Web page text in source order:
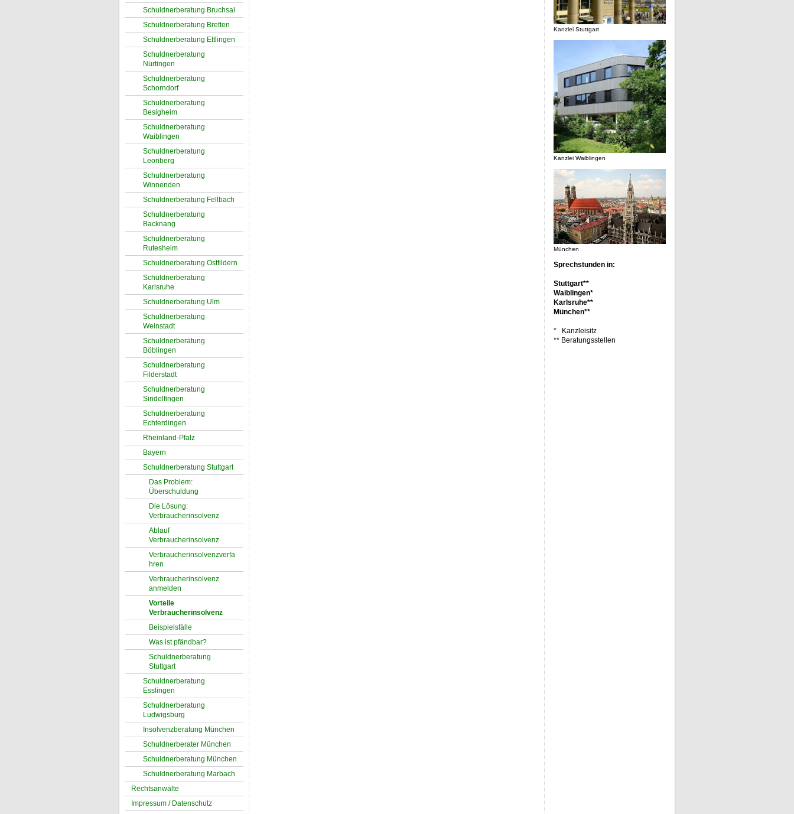
Schuldnerberatung Bruchsal
Schuldnerberatung Bretten
Schuldnerberatung Ettlingen
Schuldnerberatung
Nürtingen
Schuldnerberatung
Schorndorf
Schuldnerberatung
Besigheim
Schuldnerberatung
Waiblingen
Schuldnerberatung
Leonberg
Schuldnerberatung
Winnenden
Schuldnerberatung Fellbach
Schuldnerberatung
Backnang
Schuldnerberatung
Rutesheim
Schuldnerberatung Ostfildern
Schuldnerberatung
Karlsruhe
Schuldnerberatung Ulm
Schuldnerberatung
Weinstadt
Schuldnerberatung
Böblingen
Schuldnerberatung
Filderstadt
Schuldnerberatung
Sindelfingen
Schuldnerberatung
Echterdingen
Rheinland-Pfalz
Bayern
Schuldnerberatung Stuttgart
Das Problem:
Überschuldung
Die Lösung:
Verbraucherinsolvenz
Ablauf
Verbraucherinsolvenz
Verbraucherinsolvenzverfa
hren
Verbraucherinsolvenz
anmelden
Vorteile
Verbraucherinsolvenz
Beispielsfälle
Was ist pfändbar?
Schuldnerberatung
Stuttgart
Schuldnerberatung
Esslingen
Schuldnerberatung
Ludwigsburg
Insolvenzberatung München
Schuldnerberater München
Schuldnerberatung München
Schuldnerberatung Marbach
Rechtsanwälte
Impressum / Datenschutz
Kanzlei Stuttgart
Kanzlei Waiblingen
München
Sprechstunden in:
Stuttgart**
Waiblingen*
Karlsruhe**
München**
* Kanzleisitz
** Beratungsstellen